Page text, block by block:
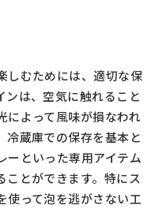
しむためには、適切な保
ンは、空気に触れること
によって風味が損なわれ
冷蔵庫での保存を基本と
ーといった専用アイテム
ことができます。特にス
使って泡を逃がさない工